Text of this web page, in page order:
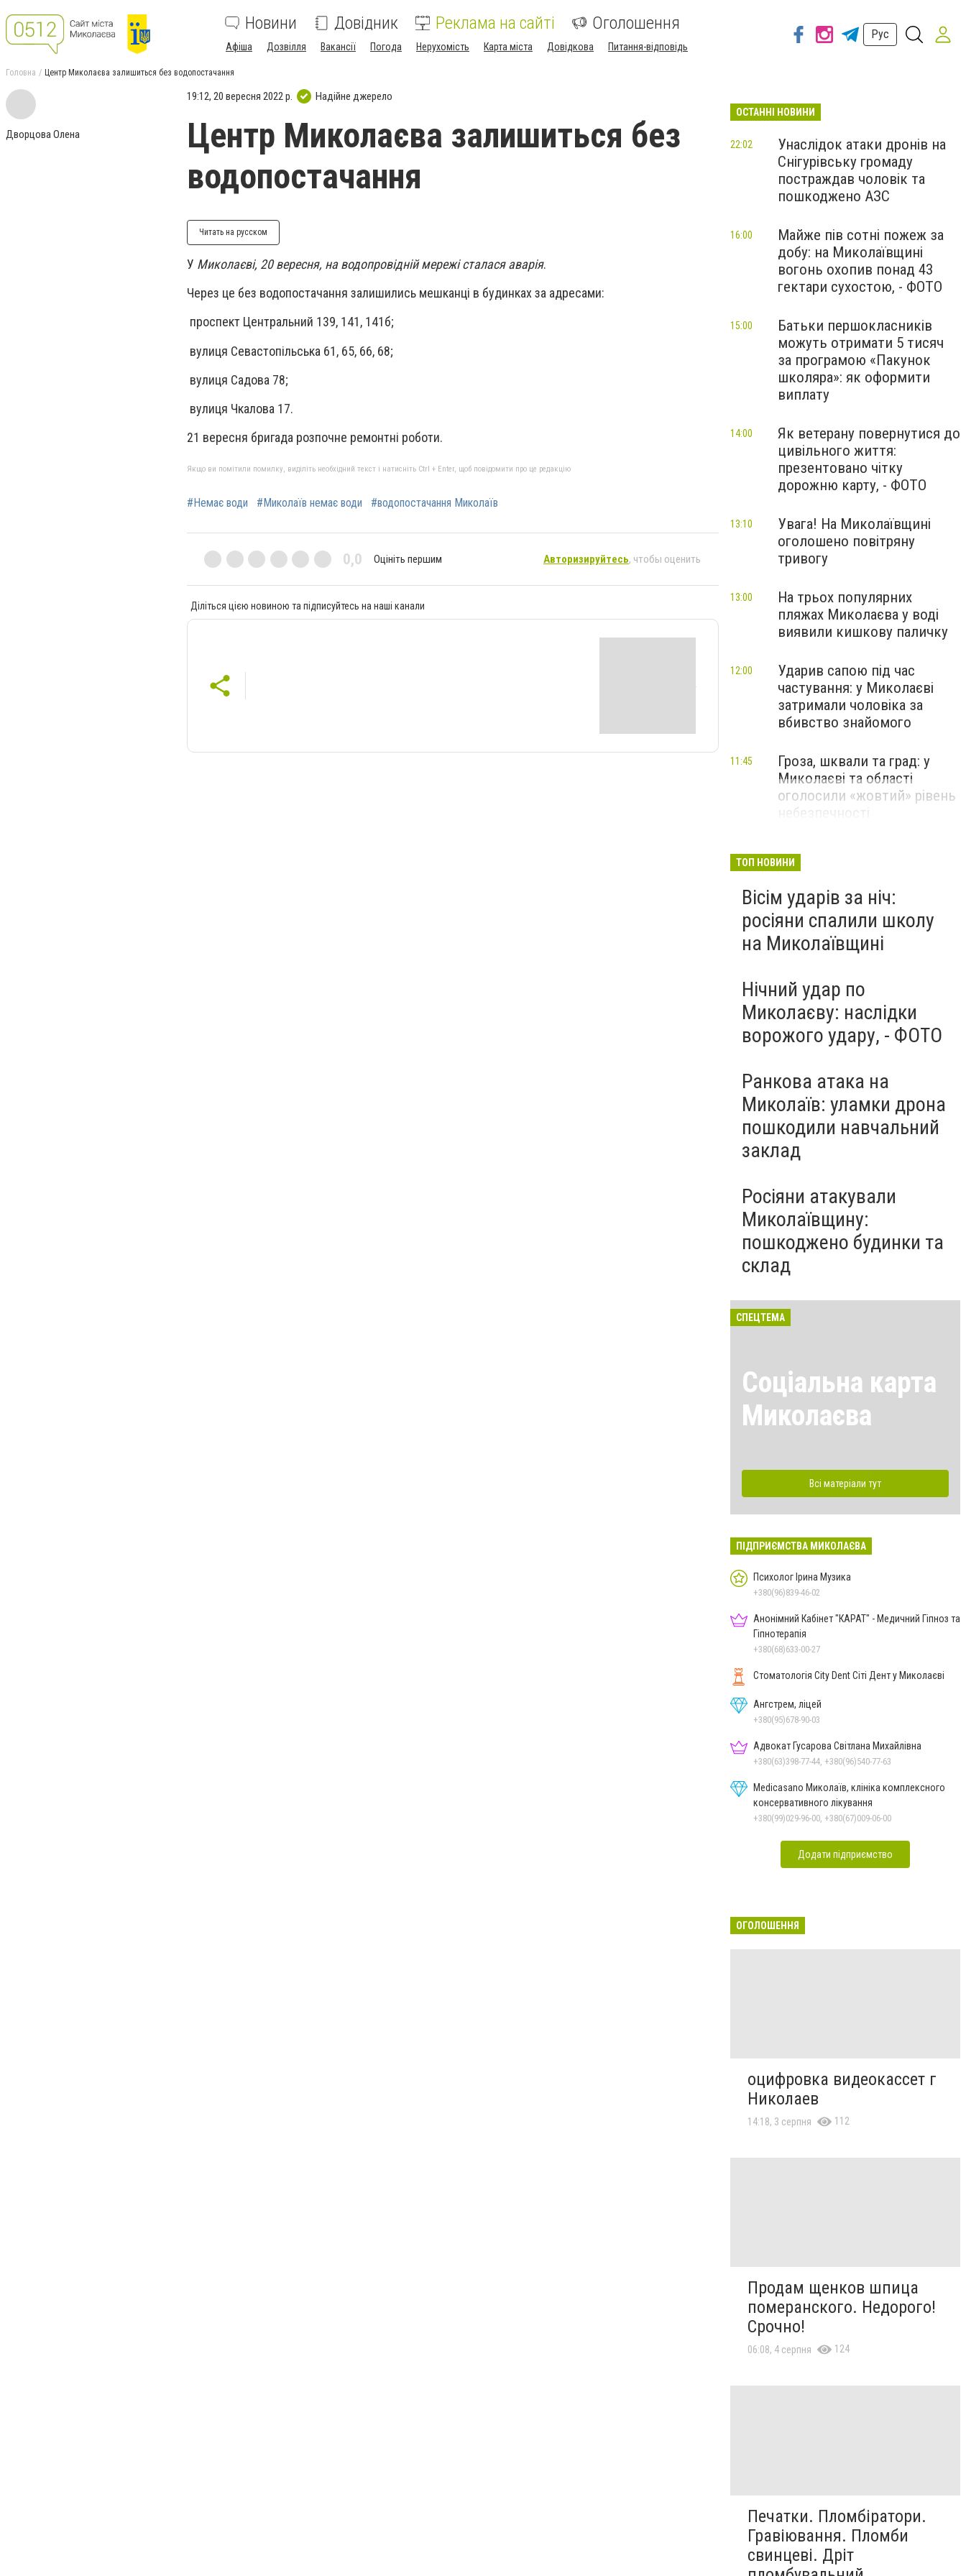
Новини Довідник Реклама на сайті Оголошення
Афіша Дозвілля Вакансії Погода Нерухомість Карта міста Довідкова Питання-відповідь
Рус
Головна Центр Миколаєва залишиться без водопостачання
Дворцова Олена
19:12, 20 вересня 2022 р. Надійне джерело
Центр Миколаєва залишиться без
водопостачання
Читать на русском
У Миколаєві, 20 вересня, на водопровідній мережі сталася аварія.
Через це без водопостачання залишились мешканці в будинках за адресами:
проспект Центральний 139, 141, 141б;
вулиця Севастопільська 61, 65, 66, 68;
вулиця Садова 78;
вулиця Чкалова 17.
21 вересня бригада розпочне ремонтні роботи.
Якщо ви помітили помилку, виділіть необхідний текст і натисніть Ctrl + Enter, щоб повідомити про це редакцію
#Немає води #Миколаїв немає води #водопостачання Миколаїв
0,0 Оцініть першим Авторизируйтесь, чтобы оценить
Діліться цією новиною та підписуйтесь на наші канали
ОСТАННІ НОВИНИ
Унаслідок атаки дронів на
Снігурівську громаду
постраждав чоловік та
пошкоджено АЗС
22:02
Майже пів сотні пожеж за
добу: на Миколаївщині
вогонь охопив понад 43
гектари сухостою, - ФОТО
16:00
Батьки першокласників
можуть отримати 5 тисяч
за програмою «Пакунок
школяра»: як оформити
виплату
15:00
Як ветерану повернутися до
цивільного життя:
презентовано чітку
дорожню карту, - ФОТО
14:00
Увага! На Миколаївщині
оголошено повітряну
тривогу
13:10
На трьох популярних
пляжах Миколаєва у воді
виявили кишкову паличку
13:00
Ударив сапою під час
частування: у Миколаєві
затримали чоловіка за
вбивство знайомого
12:00
Гроза, шквали та град: у
Миколаєві та області
оголосили «жовтий» рівень
небезпечності
11:45
ТОП НОВИНИ
Вісім ударів за ніч:
росіяни спалили школу
на Миколаївщині
Нічний удар по
Миколаєву: наслідки
ворожого удару, - ФОТО
Ранкова атака на
Миколаїв: уламки дрона
пошкодили навчальний
заклад
Росіяни атакували
Миколаївщину:
пошкоджено будинки та
склад
СПЕЦТЕМА
Соціальна карта
Миколаєва
Всі матеріали тут
ПІДПРИЄМСТВА МИКОЛАЄВА
Психолог Ірина Музика
+380(96)839-46-02
Анонімний Кабінет "КАРАТ" - Медичний Гіпноз та
Гіпнотерапія
+380(68)633-00-27
Стоматологія City Dent Сіті Дент у Миколаєві
Ангстрем, ліцей
+380(95)678-90-03
Адвокат Гусарова Світлана Михайлівна
+380(63)398-77-44, +380(96)540-77-63
Medicasano Миколаїв, клініка комплексного
консервативного лікування
+380(99)029-96-00, +380(67)009-06-00
Додати підприємство
ОГОЛОШЕННЯ
оцифровка видеокассет г
Николаев
14:18, 3 серпня 112
Продам щенков шпица
померанского. Недорого!
Срочно!
06:08, 4 серпня 124
Печатки. Пломбіратори.
Гравіювання. Пломби
свинцеві. Дріт